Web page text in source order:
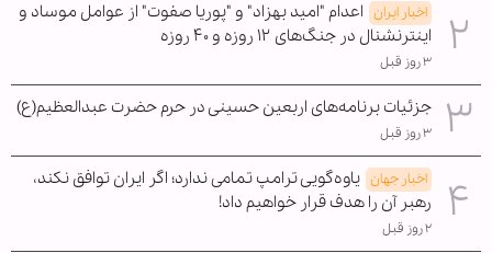
اخبار ایران اعدام "امید بهزاد" و "پوریا صفوت" از عوامل موساد و
اینترنشنال در جنگ‌های ۱۲ روزه و ۴۰ روزه
۳ روز قبل
جزئیات برنامه‌های اربعین حسینی در حرم حضرت عبدالعظیم(ع)
۳ روز قبل
اخبار جهان یاوه‌گویی ترامپ تمامی ندارد؛ اگر ایران توافق نکند،
رهبر آن را هدف قرار خواهیم داد!
۲ روز قبل